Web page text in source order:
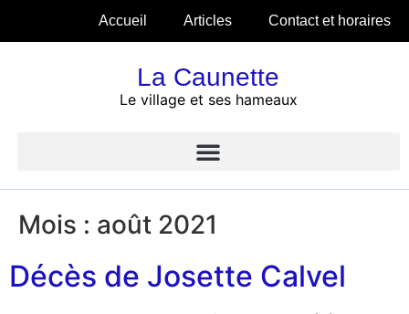
Accueil Articles Contact et horaires
La Caunette
Le village et ses hameaux
Mois : août 2021
Décès de Josette Calvel